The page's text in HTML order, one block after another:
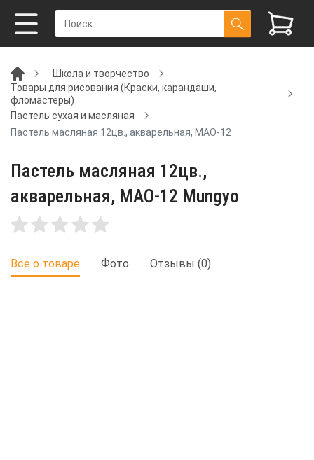
Школа и творчество
Товары для рисования (Краски, карандаши,
фломастеры)
Пастель сухая и масляная
Пастель масляная 12цв., акварельная, MAO-12
Пастель масляная 12цв.,
акварельная, MAO-12 Mungyo
Все о товаре Фото Отзывы (0)